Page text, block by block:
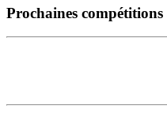
Prochaines